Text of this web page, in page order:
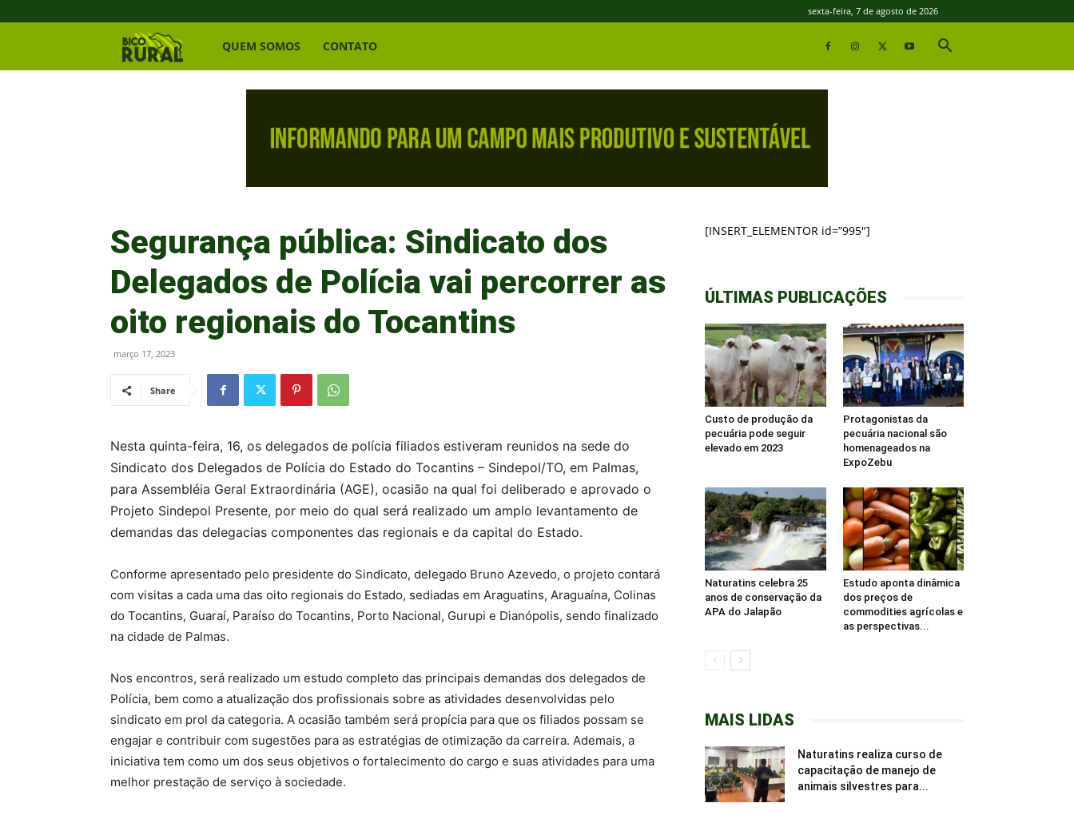
sexta-feira, 7 de agosto de 2026
Bico
QUEM SOMOS CONTATO
Segurança pública: Sindicato dos
Delegados de Polícia vai percorrer as
oito regionais do Tocantins
março 17, 2023
Share
Nesta quinta-feira, 16, os delegados de polícia filiados estiveram reunidos na sede do
Sindicato dos Delegados de Polícia do Estado do Tocantins – Sindepol/TO, em Palmas,
para Assembléia Geral Extraordinária (AGE), ocasião na qual foi deliberado e aprovado o
Projeto Sindepol Presente, por meio do qual será realizado um amplo levantamento de
demandas das delegacias componentes das regionais e da capital do Estado.
Conforme apresentado pelo presidente do Sindicato, delegado Bruno Azevedo, o projeto contará
com visitas a cada uma das oito regionais do Estado, sediadas em Araguatins, Araguaína, Colinas
do Tocantins, Guaraí, Paraíso do Tocantins, Porto Nacional, Gurupi e Dianópolis, sendo finalizado
na cidade de Palmas.
Nos encontros, será realizado um estudo completo das principais demandas dos delegados de
Polícia, bem como a atualização dos profissionais sobre as atividades desenvolvidas pelo
sindicato em prol da categoria. A ocasião também será propícia para que os filiados possam se
engajar e contribuir com sugestões para as estratégias de otimização da carreira. Ademais, a
iniciativa tem como um dos seus objetivos o fortalecimento do cargo e suas atividades para uma
melhor prestação de serviço à sociedade.
[INSERT_ELEMENTOR id=”995″]
ÚLTIMAS PUBLICAÇÕES
Custo de produção da
pecuária pode seguir
elevado em 2023
Protagonistas da
pecuária nacional são
homenageados na
ExpoZebu
Naturatins celebra 25
anos de conservação da
APA do Jalapão
Estudo aponta dinâmica
dos preços de
commodities agrícolas e
as perspectivas...
MAIS LIDAS
Naturatins realiza curso de
capacitação de manejo de
animais silvestres para...